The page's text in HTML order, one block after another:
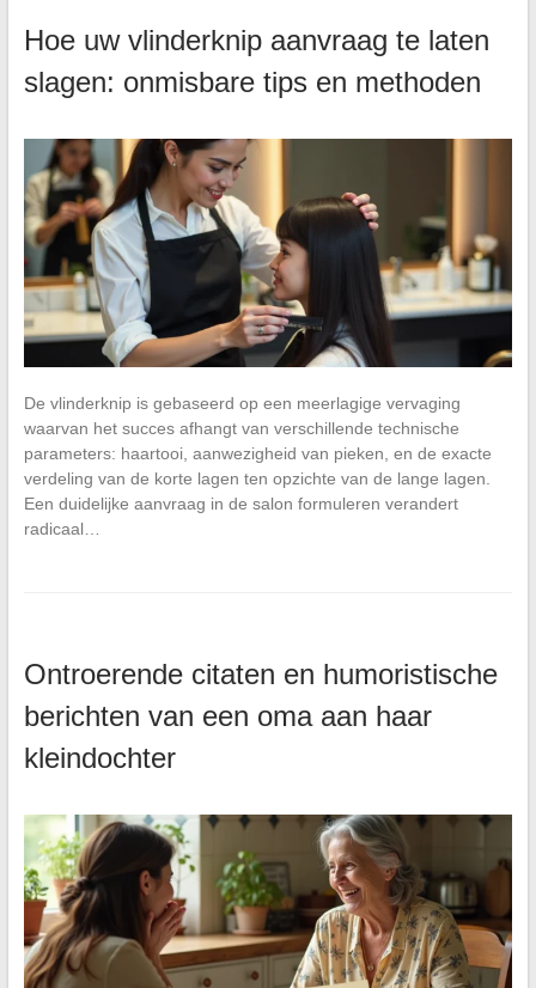
Hoe uw vlinderknip aanvraag te laten
slagen: onmisbare tips en methoden
De vlinderknip is gebaseerd op een meerlagige vervaging
waarvan het succes afhangt van verschillende technische
parameters: haartooi, aanwezigheid van pieken, en de exacte
verdeling van de korte lagen ten opzichte van de lange lagen.
Een duidelijke aanvraag in de salon formuleren verandert
radicaal…
Ontroerende citaten en humoristische
berichten van een oma aan haar
kleindochter